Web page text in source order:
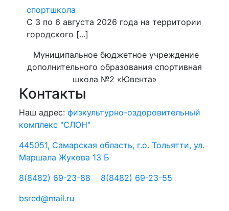
спортшкола
С 3 по 6 августа 2026 года на территории
городского [...]
Муниципальное бюджетное учреждение
дополнительного образования спортивная
школа №2 «Ювента»
Контакты
Наш адрес:физкультурно-оздоровительный
комплекс "СЛОН"
445051, Самарская область, г.о. Тольятти, ул.
Маршала Жукова 13 Б
8(8482) 69-23-88
8(8482) 69-23-55
bsred@mail.ru